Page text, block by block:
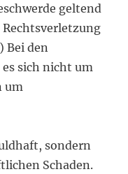
geltend
Bei den
sich nicht um
um
sondern
Schaden.